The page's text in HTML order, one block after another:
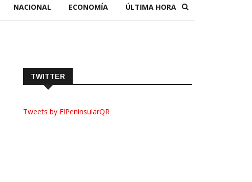
NACIONAL ECONOMÍA ÚLTIMA HORA
TWITTER
Tweets by ElPeninsularQR